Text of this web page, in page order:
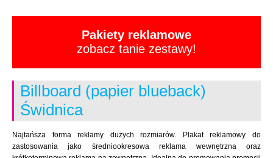
Pakiety reklamowe
zobacz tanie zestawy!
Billboard (papier blueback)
Świdnica
Najtańsza forma reklamy dużych rozmiarów. Plakat reklamowy do
zastosowania jako średniookresowa reklama wewnętrzna oraz